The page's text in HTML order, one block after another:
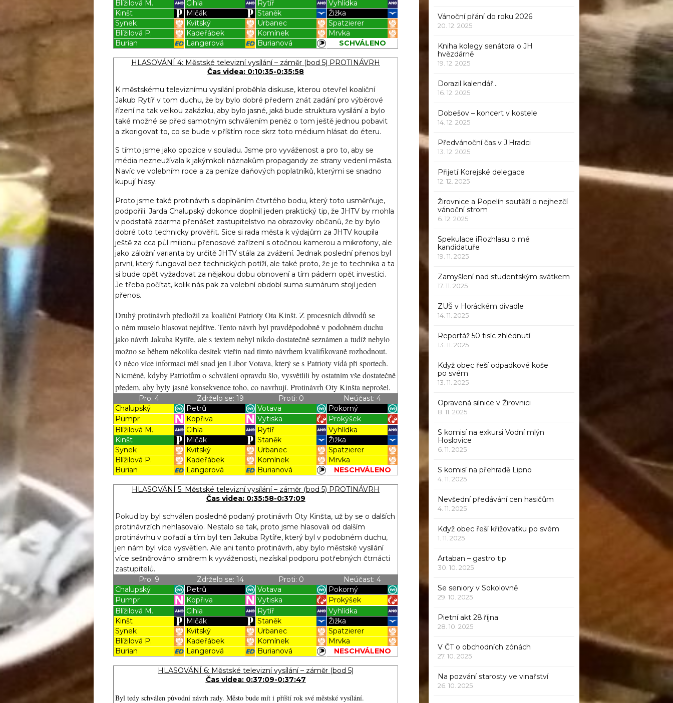
Blížilová M.
Cihla Rytíř
Vyhlídka
Kinšt
Mlčák Staněk
Žižka
Synek
Kvitský Urbanec
Spatzierer
Blížilová P.
Kadeřábek Komínek
Mrvka
Burian
Langerová Burianová
SCHVÁLENO
HLASOVÁNÍ 4: Městské televizní vysílání – záměr (bod 5) PROTINÁVRH
Čas videa: 0:10:35-0:35:58
K městskému televiznímu vysílání proběhla diskuse, kterou otevřel koaliční
Jakub Rytíř v tom duchu, že by bylo dobré předem znát zadání pro výběrové
řízení na tak velkou zakázku, aby bylo jasné, jaká bude struktura vysílání a bylo
také možné se před samotným schválením peněz o tom ještě jednou pobavit
a zkorigovat to, co se bude v příštím roce skrz toto médium hlásat do éteru.
S tímto jsme jako opozice v souladu. Jsme pro vyváženost a pro to, aby se
média nezneužívala k jakýmkoli náznakům propagandy ze strany vedení města.
Navíc ve volebním roce a za peníze daňových poplatníků, kterými se snadno
kupují hlasy.
Proto jsme také protinávrh s doplněním čtvrtého bodu, který toto usměrňuje,
podpořili. Jarda Chalupský dokonce doplnil jeden praktický tip, že JHTV by mohla
v podstatě zdarma přenášet zastupitelstvo na obrazovky občanů, že by bylo
dobré toto technicky prověřit. Sice si rada města k výdajům za JHTV koupila
ještě za cca půl milionu přenosové zařízení s otočnou kamerou a mikrofony, ale
jako záložní varianta by určitě JHTV stála za zvážení. Jednak poslední přenos byl
první, který fungoval bez technických potíží, ale také proto, že je to technika a ta
si bude opět vyžadovat za nějakou dobu obnovení a tím pádem opět investici.
Je třeba počítat, kolik nás pak za volební období suma sumárum stojí jeden
přenos.
Druhý protinávrh předložil za koaliční Patrioty Ota Kinšt. Z procesních důvodů se
o něm muselo hlasovat nejdříve. Tento návrh byl pravděpodobně v podobném duchu
jako návrh Jakuba Rytíře, ale s textem nebyl nikdo dostatečně seznámen a tudíž nebylo
možno se během několika desítek vteřin nad tímto návrhem kvalifikovaně rozhodnout.
O něco více informací měl snad jen Libor Votava, který se s Patrioty vídá při sportech.
Nicméně, kdyby Patriotům o schválení opravdu šlo, vysvětlili by ostatním vše dostatečně
předem, aby byly jasné konsekvence toho, co navrhují. Protinávrh Oty Kinšta neprošel.
Pro: 4 Zdrželo se: 19 Proti: 0
Neúčast: 4
Chalupský
Petrů Votava
Pokorný
Pumpr
Kopřiva Vytiska
Prokýšek
Blížilová M.
Cihla Rytíř
Vyhlídka
Kinšt
Mlčák Staněk
Žižka
Synek
Kvitský Urbanec
Spatzierer
Blížilová P.
Kadeřábek Komínek
Mrvka
Burian
Langerová Burianová
NESCHVÁLENO
HLASOVÁNÍ 5: Městské televizní vysílání – záměr (bod 5) PROTINÁVRH
Čas videa: 0:35:58-0:37:09
Pokud by byl schválen posledně podaný protinávrh Oty Kinšta, už by se o dalších
protinávrzích nehlasovalo. Nestalo se tak, proto jsme hlasovali od dalším
protinávrhu v pořadí a tím byl ten Jakuba Rytíře, který byl v podobném duchu,
jen nám byl více vysvětlen. Ale ani tento protinávrh, aby bylo městské vysílání
více sešněrováno směrem k vyváženosti, nezískal podporu potřebných čtrnácti
zastupitelů.
Pro: 9
Zdrželo se: 14 Proti: 0
Neúčast: 4
Chalupský
Petrů Votava
Pokorný
Pumpr
Kopřiva Vytiska
Prokýšek
Blížilová M.
Cihla Rytíř
Vyhlídka
Kinšt
Mlčák Staněk
Žižka
Synek
Kvitský Urbanec
Spatzierer
Blížilová P.
Kadeřábek Komínek
Mrvka
Burian
Langerová Burianová
NESCHVÁLENO
HLASOVÁNÍ 6: Městské televizní vysílání – záměr (bod 5)
Čas videa: 0:37:09-0:37:47
Byl tedy schválen původní návrh rady. Město bude mít i příští rok své městské vysílání.
Vánoční přání do roku 2026
20. 12. 2025
Kniha kolegy senátora o JH
hvězdárně
19. 12. 2025
Dorazil kalendář…
16. 12. 2025
Dobešov – koncert v kostele
14. 12. 2025
Předvánoční čas v J.Hradci
13. 12. 2025
Přijetí Korejské delegace
12. 12. 2025
Žirovnice a Popelín soutěží o nejhezčí
vánoční strom
6. 12. 2025
Spekulace iRozhlasu o mé
kandidatuře
19. 11. 2025
Zamyšlení nad studentským svátkem
17. 11. 2025
ZUŠ v Horáckém divadle
14. 11. 2025
Reportáž 50 tisíc zhlédnutí
13. 11. 2025
Když obec řeší odpadkové koše
po svém
13. 11. 2025
Opravená silnice v Žirovnici
8. 11. 2025
S komisí na exkursi Vodní mlýn
Hoslovice
6. 11. 2025
S komisí na přehradě Lipno
4. 11. 2025
Nevšední předávání cen hasičům
4. 11. 2025
Když obec řeší křižovatku po svém
1. 11. 2025
Artaban – gastro tip
30. 10. 2025
Se seniory v Sokolovně
29. 10. 2025
Pietní akt 28.října
28. 10. 2025
V ČT o obchodních zónách
27. 10. 2025
Na pozvání starosty ve vinařství
26. 10. 2025